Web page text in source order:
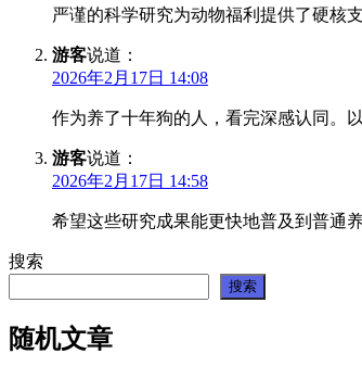
严谨的科学研究为动物福利提供了硬核
游客说道：
2026年2月17日 14:08
作为养了十年狗的人，看完深感认同。
游客说道：
2026年2月17日 14:58
希望这些研究成果能更快地普及到普通
搜索
搜索
随机文章